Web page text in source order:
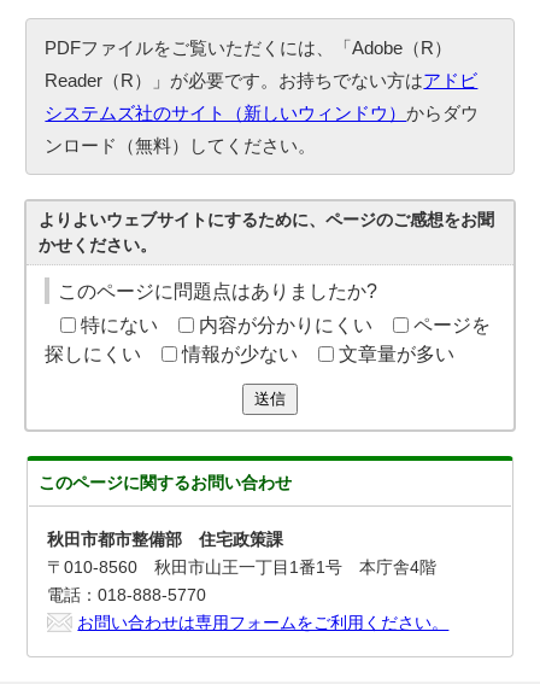
PDFファイルをご覧いただくには、「Adobe（R）
Reader（R）」が必要です。お持ちでない方はアドビ
システムズ社のサイト（新しいウィンドウ）からダウ
ンロード（無料）してください。
よりよいウェブサイトにするために、ページのご感想をお聞
かせください。
このページに問題点はありましたか?
特にない
内容が分かりにくい
ページを
探しにくい
情報が少ない 文章量が多い
送信
このページに関するお問い合わせ
秋田市都市整備部 住宅政策課
〒010-8560 秋田市山王一丁目1番1号 本庁舎4階
電話：018-888-5770
お問い合わせは専用フォームをご利用ください。